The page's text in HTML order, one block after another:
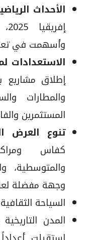
الأحداث
وأسهمت في
الاستعدادات
إطلاق مشاريع
والمطارات
المستثمرين
تنوع العرض
كفاس
والمتوسطية،
وجهة مفضلة
السياحة الثقافية
المدن